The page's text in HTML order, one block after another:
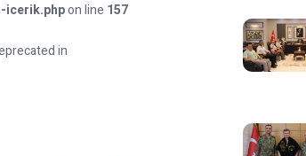
icerik.phpon line 157
in